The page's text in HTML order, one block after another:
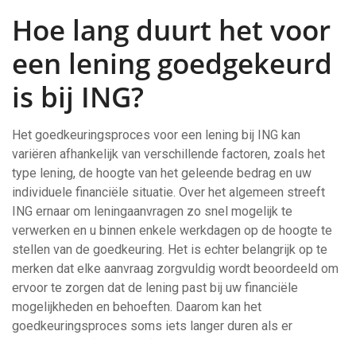
Hoe lang duurt het voor
een lening goedgekeurd
is bij ING?
Het goedkeuringsproces voor een lening bij ING kan
variëren afhankelijk van verschillende factoren, zoals het
type lening, de hoogte van het geleende bedrag en uw
individuele financiële situatie. Over het algemeen streeft
ING ernaar om leningaanvragen zo snel mogelijk te
verwerken en u binnen enkele werkdagen op de hoogte te
stellen van de goedkeuring. Het is echter belangrijk op te
merken dat elke aanvraag zorgvuldig wordt beoordeeld om
ervoor te zorgen dat de lening past bij uw financiële
mogelijkheden en behoeften. Daarom kan het
goedkeuringsproces soms iets langer duren als er